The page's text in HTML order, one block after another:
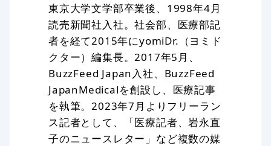
東京大学文学部卒業後、1998年4月
読売新聞社入社。社会部、医療部記
者を経て2015年にyomiDr.（ヨミド
クター）編集長。2017年5月、
BuzzFeed Japan入社、BuzzFeed
JapanMedicalを創設し、医療記事
を執筆。2023年7月よりフリーラン
ス記者として、「医療記者、岩永直
子のニュースレター」など複数の媒